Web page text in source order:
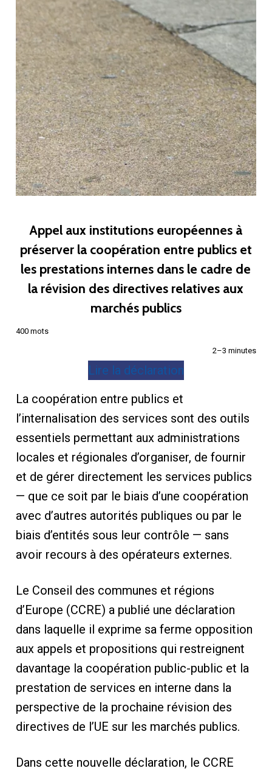
Appel aux institutions européennes à
préserver la coopération entre publics et
les prestations internes dans le cadre de
la révision des directives relatives aux
marchés publics
400 mots
2–3 minutes
Lire la déclaration
La coopération entre publics et
l’internalisation des services sont des outils
essentiels permettant aux administrations
locales et régionales d’organiser, de fournir
et de gérer directement les services publics
— que ce soit par le biais d’une coopération
avec d’autres autorités publiques ou par le
biais d’entités sous leur contrôle — sans
avoir recours à des opérateurs externes.
Le Conseil des communes et régions
d’Europe (CCRE) a publié une déclaration
dans laquelle il exprime sa ferme opposition
aux appels et propositions qui restreignent
davantage la coopération public-public et la
prestation de services en interne dans la
perspective de la prochaine révision des
directives de l’UE sur les marchés publics.
Dans cette nouvelle déclaration, le CCRE